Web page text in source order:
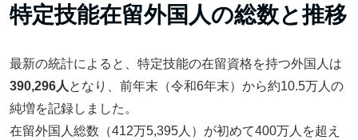
特定技能在留外国人の総数と推移
最新の統計によると、特定技能の在留資格を持つ外国人は
390,296人 となり、前年末（令和6年末）から約10.5万人の
純増を記録しました。
在留外国人総数（412万5,395人）が初めて400万人を超え